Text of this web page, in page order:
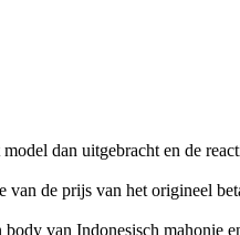
dan uitgebracht en de
van de prijs van het origineel
van Indonesisch mahonie